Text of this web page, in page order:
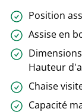
Position
Assise en
Hauteur
Chaise
Capacité